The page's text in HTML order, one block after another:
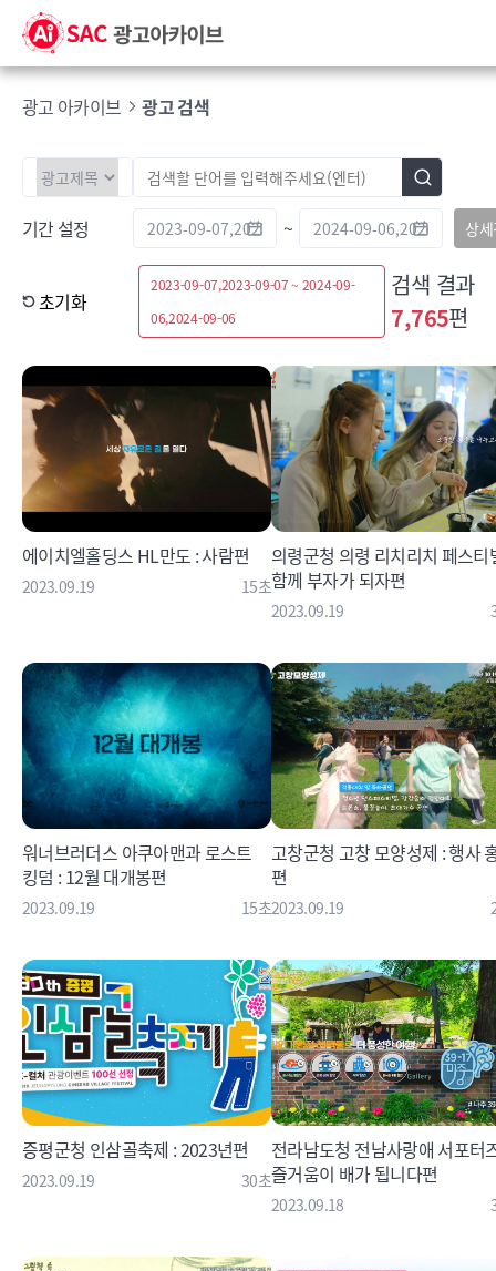
광고 아카이브 광고 검색
기간 설정 ~ 상
초기화
2023-09-07,2023-09-07 ~ 2024-09-
06,2024-09-06
검색 결과
7,765편
에이치엘홀딩스 HL만도 : 사람편
2023.09.19 15초
의령군청 의령 리치리치 페스티
함께 부자가 되자편
2023.09.19
워너브러더스 아쿠아맨과 로스트
킹덤 : 12월 대개봉편
2023.09.19 15초
고창군청 고창 모양성제 : 행사
편
2023.09.19
증평군청 인삼골축제 : 2023년편
2023.09.19 30초
전라남도청 전남사랑애 서포터
즐거움이 배가 됩니다편
2023.09.18